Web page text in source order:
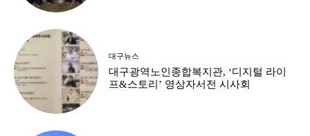
대구뉴스
대구광역노인종합복지관, ‘디지털 라이
프&스토리’ 영상자서전 시사회